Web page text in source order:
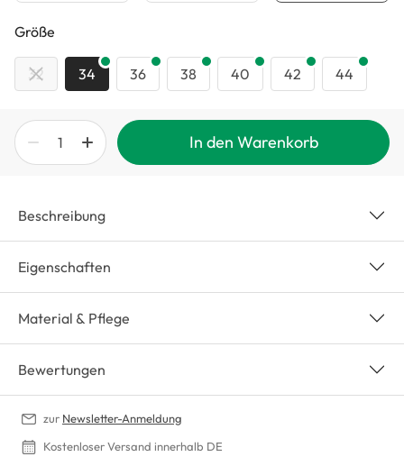
Größe
32 34 36 38 40 42 44
In den Warenkorb
Beschreibung
Eigenschaften
Material & Pflege
Bewertungen
zur Newsletter-Anmeldung
Kostenloser Versand innerhalb DE